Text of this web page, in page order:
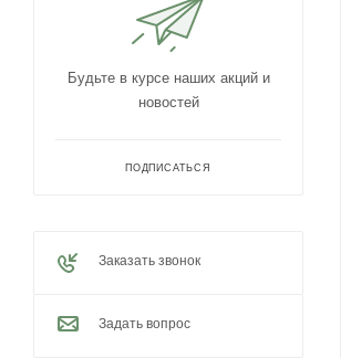
Будьте в курсе наших акций и
новостей
ПОДПИСАТЬСЯ
Заказать звонок
Задать вопрос